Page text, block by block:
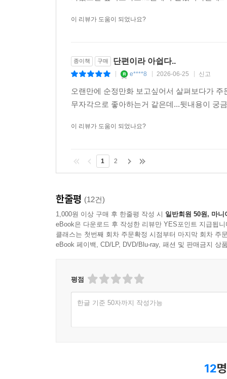
이 리뷰가 도움이 되었나요?
종이책 구매 단편이라 아쉽다..
e****8 2026-06-25 신고
오랜만에 순정만화 보고싶어서 살펴보다가
무자각으로 좋아하는거 같은데...뒷내용이 궁
이 리뷰가 도움이 되었나요?
1 2
한줄평 (12건)
1,000원 이상 구매 후 한줄평 작성 시 일반회원 50원, 마니
eBook은 다운로드 후 작성한 리뷰만 YES포인트 지급됩니
클래스는 첫번째 회차 주문확정 시점부터 마지막 회차 주
eBook 페이백, CD/LP, DVD/Blu-ray, 패션 및 판매금지 상
평점
한글 기준 50자까지 작성가능
12